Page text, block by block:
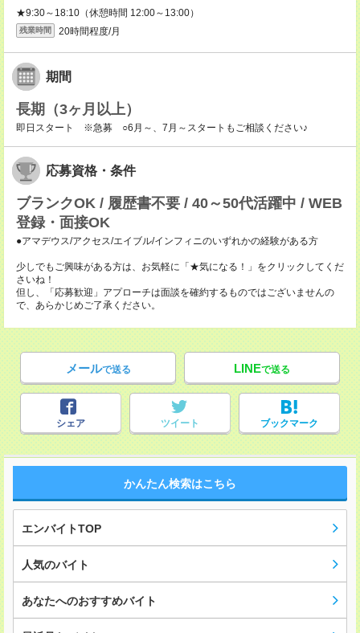
★9:30～18:10（休憩時間 12:00～13:00）
残業時間 20時間程度/月
期間
長期（3ヶ月以上）
即日スタート ※急募 ○6月～、7月～スタートもご相談ください♪
応募資格・条件
ブランクOK / 履歴書不要 / 40～50代活躍中 / WEB
登録・面接OK
●アマデウス/アクセス/エイブル/インフィニのいずれかの経験がある方
少しでもご興味がある方は、お気軽に「★気になる！」をクリックしてくだ
さいね！
但し、「応募歓迎」アプローチは面談を確約するものではございませんの
で、あらかじめご了承ください。
メールで送る LINEで送る
シェア ツイート ブックマーク
かんたん検索はこちら
エンバイトTOP
人気のバイト
あなたへのおすすめバイト